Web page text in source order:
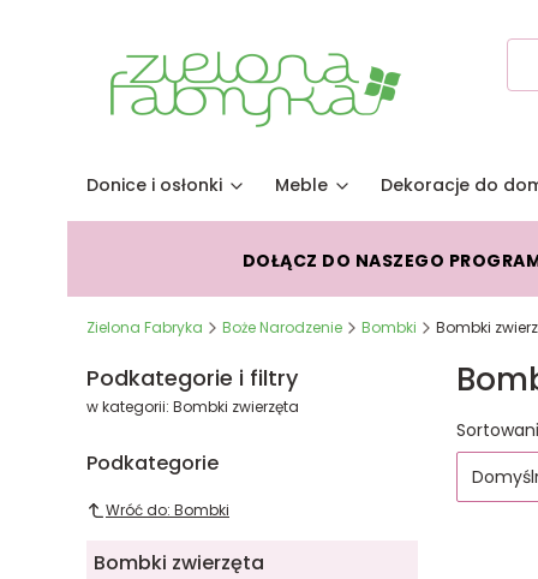
Donice i osłonki Meble Dekoracje do
DOŁĄCZ DO NASZEGO
Zielona Fabryka Boże Narodzenie Bombki Bombki
Podkategorie i filtry
w kategorii: Bombki zwierzęta
Podkategorie
Wróć do: Bombki
Bombki zwierzęta
Lista